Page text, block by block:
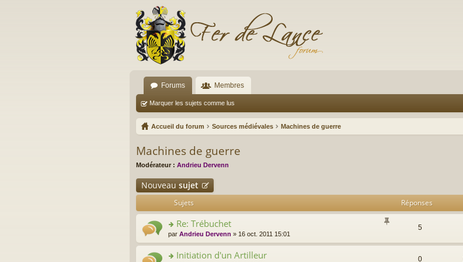
Forums Membres
Marquer les sujets comme lus
Accueil du forum Sources médiévales Machines de guerre
Machines de guerre
Modérateur : Andrieu Dervenn
Nouveau sujet
Sujets Réponses
o
n
s
ult
Re: Trébuchet
par Andrieu Dervenn » 16 oct. 2011 15:01
5
Initiation d'un Artilleur 0